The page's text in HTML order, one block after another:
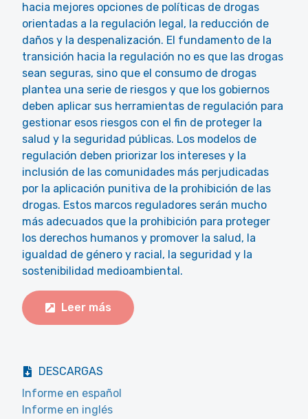
hacia mejores opciones de políticas de drogas
orientadas a la regulación legal, la reducción de
daños y la despenalización. El fundamento de la
transición hacia la regulación no es que las drogas
sean seguras, sino que el consumo de drogas
plantea una serie de riesgos y que los gobiernos
deben aplicar sus herramientas de regulación para
gestionar esos riesgos con el fin de proteger la
salud y la seguridad públicas. Los modelos de
regulación deben priorizar los intereses y la
inclusión de las comunidades más perjudicadas
por la aplicación punitiva de la prohibición de las
drogas. Estos marcos reguladores serán mucho
más adecuados que la prohibición para proteger
los derechos humanos y promover la salud, la
igualdad de género y racial, la seguridad y la
sostenibilidad medioambiental.
Leer más
DESCARGAS
Informe en español
Informe en inglés